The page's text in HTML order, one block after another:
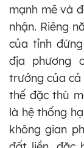
mạnh mẽ và
nhận. Riêng
của tỉnh
địa phương
trưởng của cả
thế đặc thù
là hệ thống
không gian